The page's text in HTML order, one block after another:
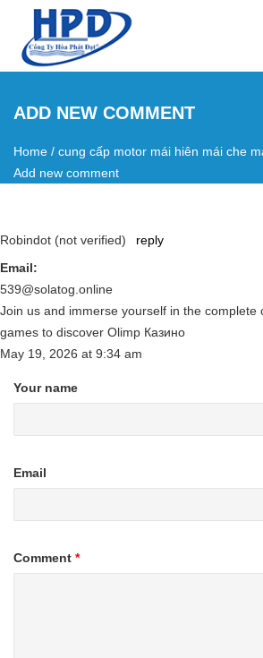
Skip to main content
ADD NEW COMMENT
You are here
Home / cung cấp motor mái hiên mái che
Add new comment
Robindot (not verified)
reply
Email:
539@solatog.online
Join us and immerse yourself in the complete
games to discover Olimp Казино
May 19, 2026 at 9:34 am
Your name
Email
Comment *